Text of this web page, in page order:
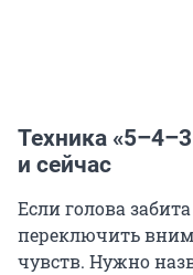
Техника
и сейчас
Если голова
переключить
чувств. Нужно